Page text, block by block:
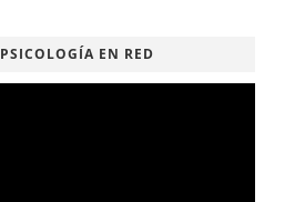
PSICOLOGÍA EN RED